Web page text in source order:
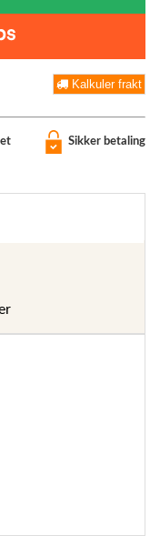
Kalkuler frakt
Sikker betaling